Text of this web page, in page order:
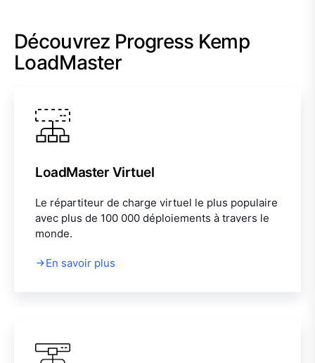
Découvrez Progress Kemp
LoadMaster
LoadMaster Virtuel
Le répartiteur de charge virtuel le plus populaire
avec plus de 100 000 déploiements à travers le
monde.
En savoir plus